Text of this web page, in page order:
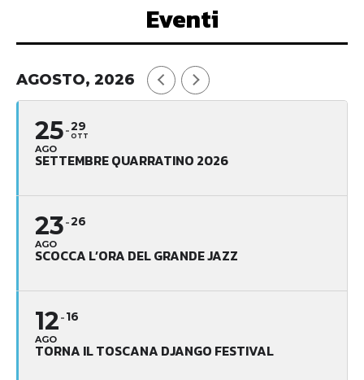
Eventi
AGOSTO, 2026
25
AGO
29
OTT
SETTEMBRE QUARRATINO 2026
23
AGO
26
SCOCCA L’ORA DEL GRANDE JAZZ
12
AGO
16
TORNA IL TOSCANA DJANGO FESTIVAL